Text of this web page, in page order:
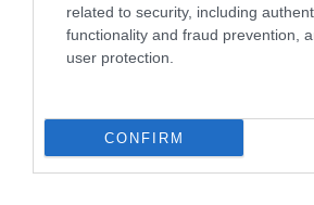
related to security, including
functionality and fraud prevention,
user protection.
CONFIRM
PAGENEWS EDITOR
18.04.2026 | 19:50
στη Λεωφόρο
PAGENEWS EDITOR
15.04.2026 | 20:33